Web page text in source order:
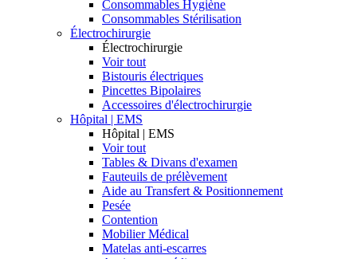
Consommables Hygiène
Consommables Stérilisation
Électrochirurgie
Électrochirurgie
Voir tout
Bistouris électriques
Pincettes Bipolaires
Accessoires d'électrochirurgie
Hôpital | EMS
Hôpital | EMS
Voir tout
Tables & Divans d'examen
Fauteuils de prélèvement
Aide au Transfert & Positionnement
Pesée
Contention
Mobilier Médical
Matelas anti-escarres